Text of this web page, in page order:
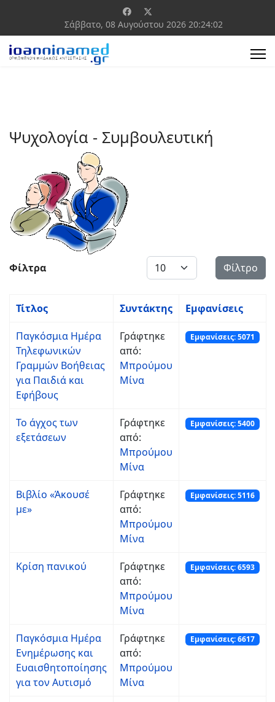
Σάββατο, 08 Αυγούστου 2026 20:24:02
Ψυχολογία - Συμβουλευτική
Φίλτρα Εμφάνιση # Φίλτρο
Τίτλος Συντάκτης Εμφανίσεις
Παγκόσμια Ημέρα
Τηλεφωνικών
Γραμμών Βοήθειας
για Παιδιά και
Εφήβους
Γράφτηκε
από:
Μπρούμου
Μίνα
Εμφανίσεις: 5071
Το άγχος των
εξετάσεων
Γράφτηκε
από:
Μπρούμου
Μίνα
Εμφανίσεις: 5400
Βιβλίο «Άκουσέ
με»
Γράφτηκε
από:
Μπρούμου
Μίνα
Εμφανίσεις: 5116
Κρίση πανικού
Γράφτηκε
από:
Μπρούμου
Μίνα
Εμφανίσεις: 6593
Παγκόσμια Ημέρα
Ενημέρωσης και
Ευαισθητοποίησης
για τον Αυτισμό
Γράφτηκε
από:
Μπρούμου
Μίνα
Εμφανίσεις: 6617